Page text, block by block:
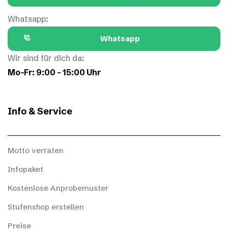
Whatsapp:
Whatsapp
Wir sind für dich da:
Mo–Fr: 9:00 – 15:00 Uhr
Info & Service
Motto verraten
Infopaket
Kostenlose Anprobemuster
Stufenshop erstellen
Preise